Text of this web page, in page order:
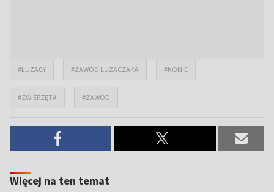
#LUZACY #ZAWÓD LUZACZAKA #KONIE
#ZWIERZĘTA #ZAWÓD
Więcej na ten temat